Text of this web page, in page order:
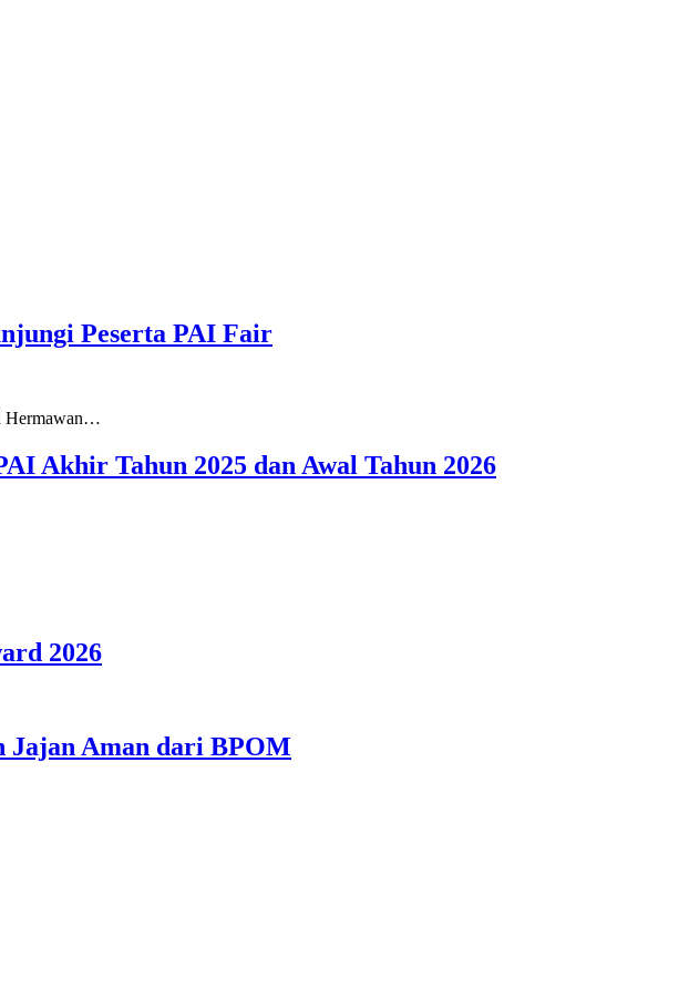
Peserta PAI Fair
Hermawan…
Akhir Tahun 2025 dan Awal Tahun 2026
2026
Jajan Aman dari BPOM